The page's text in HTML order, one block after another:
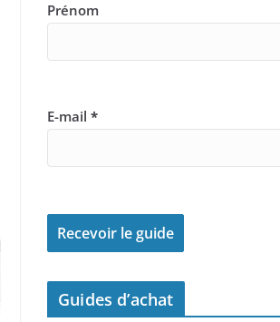
Prénom
E-mail *
Guides d’achat